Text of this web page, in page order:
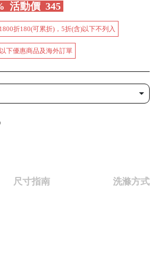
活動價 345
折180(可累折)，5折(含)以下不列入
下優惠商品及海外訂單
尺寸指南 洗滌方式